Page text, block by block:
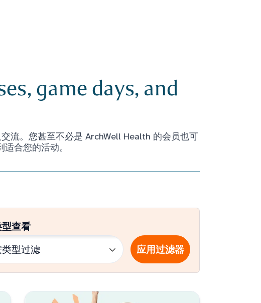
game days, and
流。您甚至不必是 ArchWell Health 的会员也可
合您的活动。
查看
应用过滤器